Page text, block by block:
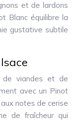
et de lardons
Blanc équilibre la
gustative subtile
viandes et de
avec un Pinot
notes de cerise
de fraîcheur qui